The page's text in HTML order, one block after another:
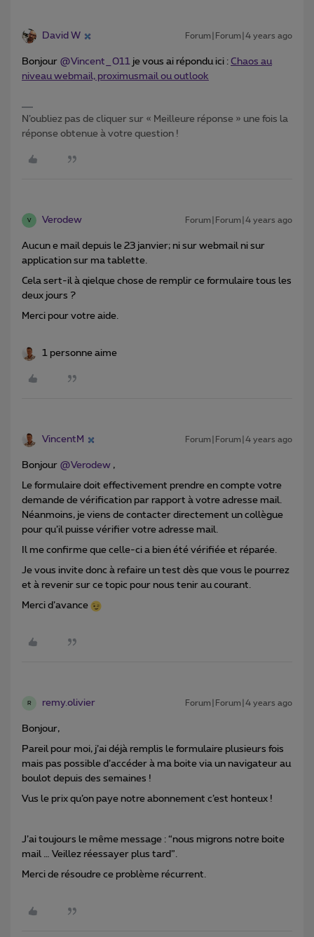
David W Forum|Forum|4 years ago
Bonjour @Vincent_011 je vous ai répondu ici : Chaos au
niveau webmail, proximusmail ou outlook
N’oubliez pas de cliquer sur « Meilleure réponse » une fois la
réponse obtenue à votre question !
V Verodew Forum|Forum|4 years ago
Aucun e mail depuis le 23 janvier; ni sur webmail ni sur
application sur ma tablette.
Cela sert-il à qielque chose de remplir ce formulaire tous les
deux jours ?
Merci pour votre aide.
1 personne aime
VincentM Forum|Forum|4 years ago
Bonjour @Verodew ,
Le formulaire doit effectivement prendre en compte votre
demande de vérification par rapport à votre adresse mail.
Néanmoins, je viens de contacter directement un collègue
pour qu’il puisse vérifier votre adresse mail.
Il me confirme que celle-ci a bien été vérifiée et réparée.
Je vous invite donc à refaire un test dès que vous le pourrez
et à revenir sur ce topic pour nous tenir au courant.
Merci d’avance
R remy.olivier Forum|Forum|4 years ago
Bonjour,
Pareil pour moi, j’ai déjà remplis le formulaire plusieurs fois
mais pas possible d’accéder à ma boite via un navigateur au
boulot depuis des semaines !
Vus le prix qu’on paye notre abonnement c’est honteux !
J’ai toujours le même message : “nous migrons notre boite
mail … Veillez réessayer plus tard”.
Merci de résoudre ce problème récurrent.